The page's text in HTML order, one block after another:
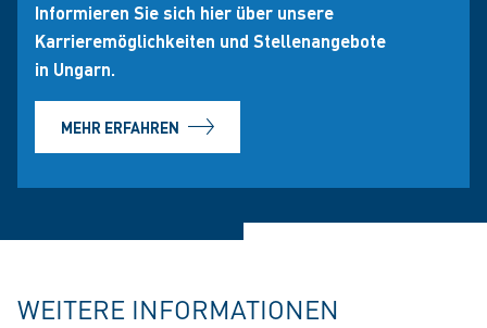
Informieren Sie sich hier über unsere
Karrieremöglichkeiten und Stellenangebote
in Ungarn.
MEHR ERFAHREN
WEITERE INFORMATIONEN